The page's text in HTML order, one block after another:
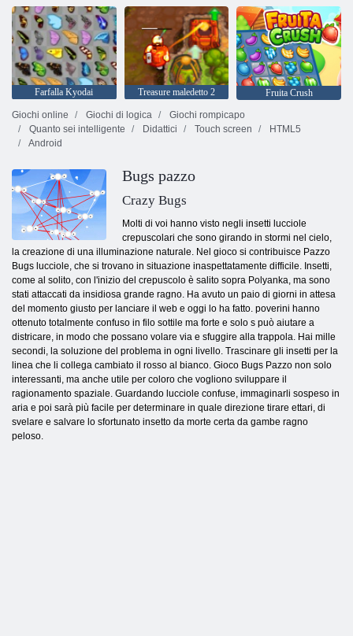
Farfalla Kyodai Treasure maledetto 2
Fruita Crush
Giochi online
Giochi di logica
Giochi rompicapo
Quanto sei intelligente
Didattici Touch screen
HTML5
Android
Bugs pazzo
Crazy Bugs
Molti di voi hanno visto negli insetti lucciole
crepuscolari che sono girando in stormi nel cielo,
la creazione di una illuminazione naturale. Nel gioco si contribuisce Pazzo
Bugs lucciole, che si trovano in situazione inaspettatamente difficile. Insetti,
come al solito, con l'inizio del crepuscolo è salito sopra Polyanka, ma sono
stati attaccati da insidiosa grande ragno. Ha avuto un paio di giorni in attesa
del momento giusto per lanciare il web e oggi lo ha fatto. poverini hanno
ottenuto totalmente confuso in filo sottile ma forte e solo s può aiutare a
districare, in modo che possano volare via e sfuggire alla trappola. Hai mille
secondi, la soluzione del problema in ogni livello. Trascinare gli insetti per la
linea che li collega cambiato il rosso al bianco. Gioco Bugs Pazzo non solo
interessanti, ma anche utile per coloro che vogliono sviluppare il
ragionamento spaziale. Guardando lucciole confuse, immaginarli sospeso in
aria e poi sarà più facile per determinare in quale direzione tirare ettari, di
svelare e salvare lo sfortunato insetto da morte certa da gambe ragno
peloso.